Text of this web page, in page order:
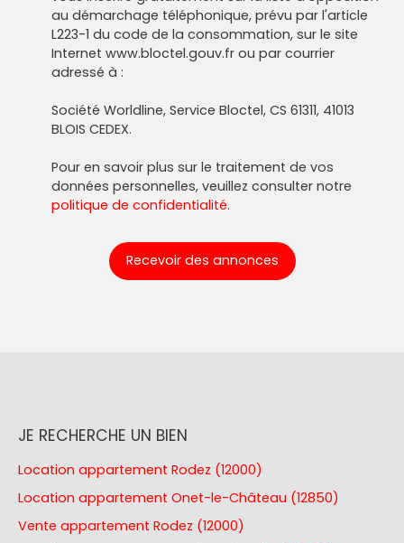
au démarchage téléphonique, prévu par l'article
L223-1 du code de la consommation, sur le site
Internet www.bloctel.gouv.fr ou par courrier
adressé à :
Société Worldline, Service Bloctel, CS 61311, 41013
BLOIS CEDEX.
Pour en savoir plus sur le traitement de vos
données personnelles, veuillez consulter notre
politique de confidentialité.
Recevoir des annonces
JE RECHERCHE UN BIEN
Location appartement Rodez (12000)
Location appartement Onet-le-Château (12850)
Vente appartement Rodez (12000)